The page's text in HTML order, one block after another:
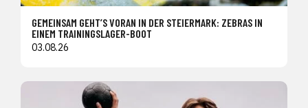
GEMEINSAM GEHT’S VORAN IN DER STEIERMARK: ZEBRAS IN
EINEM TRAININGSLAGER-BOOT
03.08.26